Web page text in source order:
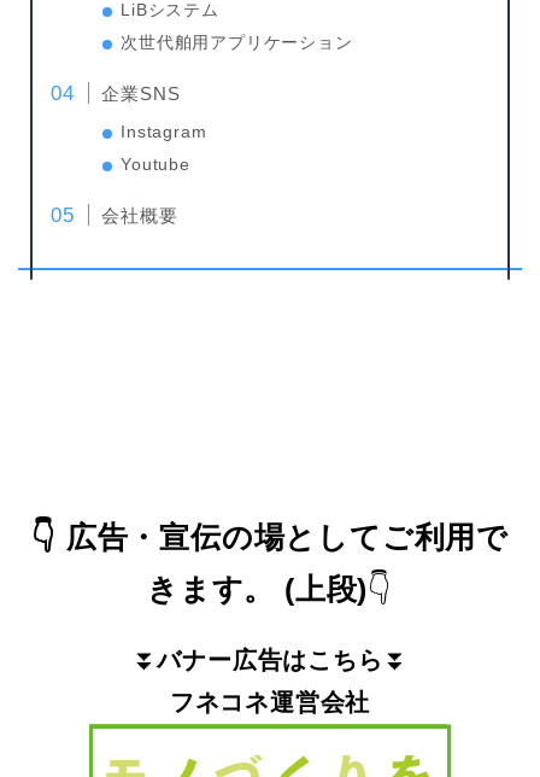
LiBシステム
次世代舶用アプリケーション
企業SNS
Instagram
Youtube
会社概要
👇 広告・宣伝の場としてご利用で
きます。
(上段)👇
⏬バナー広告はこちら ⏬
フネコネ運営会社